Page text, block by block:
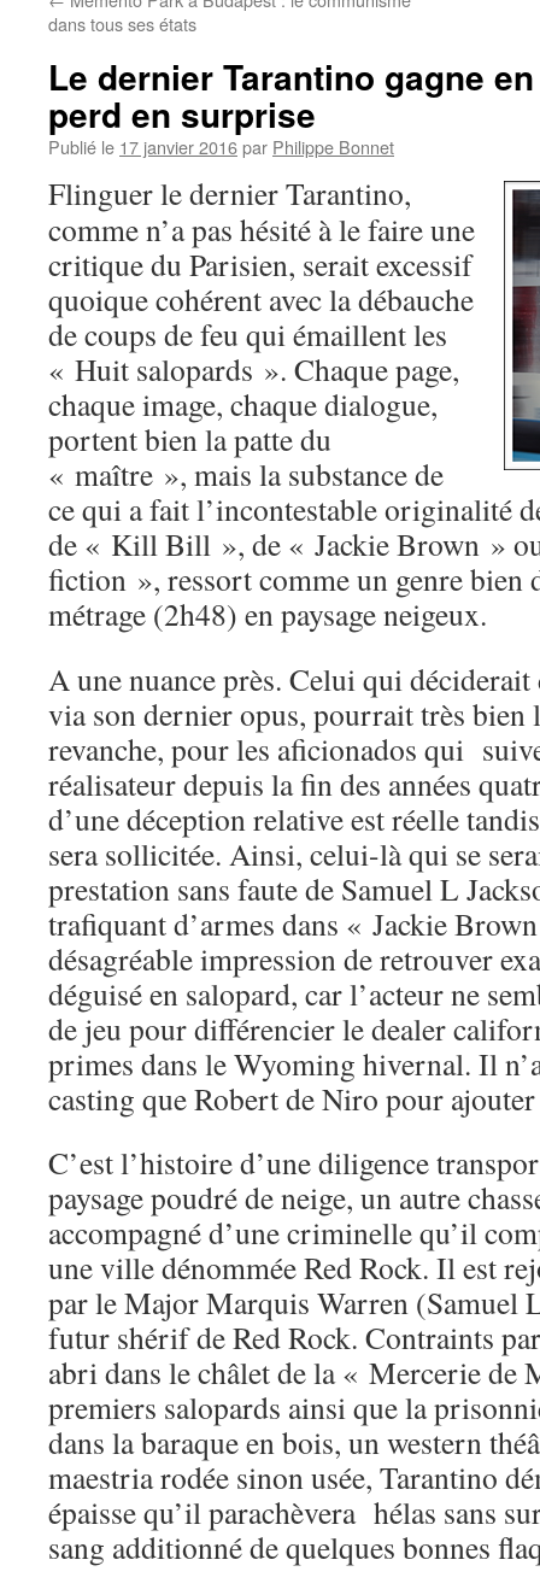
dans tous ses états
Le dernier Tarantino gagne
perd en surprise
Publié le 17 janvier 2016par Philippe Bonnet
Flinguer le dernier Tarantino,
comme n’a pas hésité à le faire une
critique du Parisien, serait excessif
quoique cohérent avec la débauche
de coups de feu qui émaillent les
« Huit salopards ». Chaque page,
chaque image, chaque dialogue,
portent bien la patte du
« maître », mais la substance de
ce qui a fait l’incontestable originalité
de « Kill Bill », de « Jackie Brown »
fiction », ressort comme un genre bien
métrage (2h48) en paysage neigeux.
A une nuance près. Celui qui
via son dernier opus, pourrait très bien
revanche, pour les aficionados qui
réalisateur depuis la fin des années
d’une déception relative est réelle
sera sollicitée. Ainsi, celui-là qui se
prestation sans faute de Samuel L
trafiquant d’armes dans « Jackie
désagréable impression de retrouver
déguisé en salopard, car l’acteur ne
de jeu pour différencier le dealer
primes dans le Wyoming hivernal. Il
casting que Robert de Niro pour
C’est l’histoire d’une diligence
paysage poudré de neige, un autre
accompagné d’une criminelle qu’il
une ville dénommée Red Rock. Il est
par le Major Marquis Warren (Samuel
futur shérif de Red Rock. Contraints
abri dans le châlet de la « Mercerie de
premiers salopards ainsi que la
dans la baraque en bois, un western
maestria rodée sinon usée, Tarantino
épaisse qu’il parachèvera hélas sans
sang additionné de quelques bonnes